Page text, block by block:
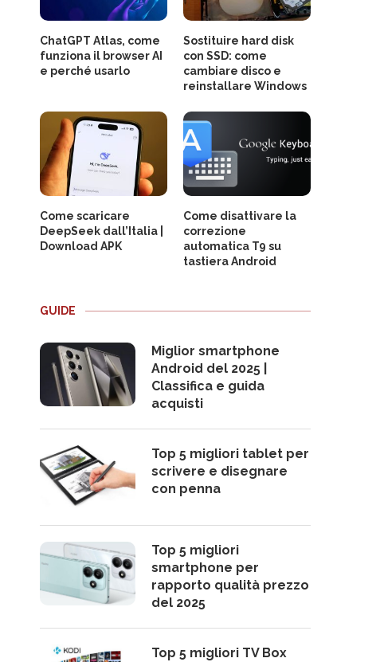
ChatGPT Atlas, come
funziona il browser AI
e perché usarlo
Sostituire hard disk
con SSD: come
cambiare disco e
reinstallare Windows
Come scaricare
DeepSeek dall’Italia |
Download APK
Come disattivare la
correzione
automatica T9 su
tastiera Android
GUIDE
Miglior smartphone
Android del 2025 |
Classifica e guida
acquisti
Top 5 migliori tablet per
scrivere e disegnare
con penna
Top 5 migliori
smartphone per
rapporto qualità prezzo
del 2025
Top 5 migliori TV Box